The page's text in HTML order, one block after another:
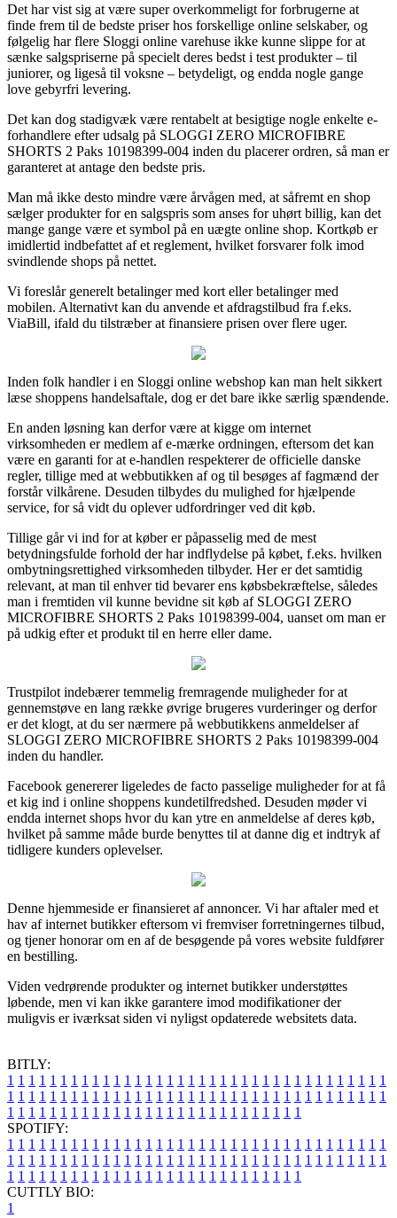
Det har vist sig at være super overkommeligt for forbrugerne at
finde frem til de bedste priser hos forskellige online selskaber, og
følgelig har flere Sloggi online varehuse ikke kunne slippe for at
sænke salgspriserne på specielt deres bedst i test produkter – til
juniorer, og ligeså til voksne – betydeligt, og endda nogle gange
love gebyrfri levering.
Det kan dog stadigvæk være rentabelt at besigtige nogle enkelte e-
forhandlere efter udsalg på SLOGGI ZERO MICROFIBRE
SHORTS 2 Paks 10198399-004 inden du placerer ordren, så man er
garanteret at antage den bedste pris.
Man må ikke desto mindre være årvågen med, at såfremt en shop
sælger produkter for en salgspris som anses for uhørt billig, kan det
mange gange være et symbol på en uægte online shop. Kortkøb er
imidlertid indbefattet af et reglement, hvilket forsvarer folk imod
svindlende shops på nettet.
Vi foreslår generelt betalinger med kort eller betalinger med
mobilen. Alternativt kan du anvende et afdragstilbud fra f.eks.
ViaBill, ifald du tilstræber at finansiere prisen over flere uger.
Inden folk handler i en Sloggi online webshop kan man helt sikkert
læse shoppens handelsaftale, dog er det bare ikke særlig spændende.
En anden løsning kan derfor være at kigge om internet
virksomheden er medlem af e-mærke ordningen, eftersom det kan
være en garanti for at e-handlen respekterer de officielle danske
regler, tillige med at webbutikken af og til besøges af fagmænd der
forstår vilkårene. Desuden tilbydes du mulighed for hjælpende
service, for så vidt du oplever udfordringer ved dit køb.
Tillige går vi ind for at køber er påpasselig med de mest
betydningsfulde forhold der har indflydelse på købet, f.eks. hvilken
ombytningsrettighed virksomheden tilbyder. Her er det samtidig
relevant, at man til enhver tid bevarer ens købsbekræftelse, således
man i fremtiden vil kunne bevidne sit køb af SLOGGI ZERO
MICROFIBRE SHORTS 2 Paks 10198399-004, uanset om man er
på udkig efter et produkt til en herre eller dame.
Trustpilot indebærer temmelig fremragende muligheder for at
gennemstøve en lang række øvrige brugeres vurderinger og derfor
er det klogt, at du ser nærmere på webbutikkens anmeldelser af
SLOGGI ZERO MICROFIBRE SHORTS 2 Paks 10198399-004
inden du handler.
Facebook genererer ligeledes de facto passelige muligheder for at få
et kig ind i online shoppens kundetilfredshed. Desuden møder vi
endda internet shops hvor du kan ytre en anmeldelse af deres køb,
hvilket på samme måde burde benyttes til at danne dig et indtryk af
tidligere kunders oplevelser.
Denne hjemmeside er finansieret af annoncer. Vi har aftaler med et
hav af internet butikker eftersom vi fremviser forretningernes tilbud,
og tjener honorar om en af de besøgende på vores website fuldfører
en bestilling.
Viden vedrørende produkter og internet butikker understøttes
løbende, men vi kan ikke garantere imod modifikationer der
muligvis er iværksat siden vi nyligst opdaterede websitets data.
BITLY:
1 1 1 1 1 1 1 1 1 1 1 1 1 1 1 1 1 1 1 1 1 1 1 1 1 1 1 1 1 1 1 1 1 1 1 1
1 1 1 1 1 1 1 1 1 1 1 1 1 1 1 1 1 1 1 1 1 1 1 1 1 1 1 1 1 1 1 1 1 1 1 1
1 1 1 1 1 1 1 1 1 1 1 1 1 1 1 1 1 1 1 1 1 1 1 1 1 1 1 1
SPOTIFY:
1 1 1 1 1 1 1 1 1 1 1 1 1 1 1 1 1 1 1 1 1 1 1 1 1 1 1 1 1 1 1 1 1 1 1 1
1 1 1 1 1 1 1 1 1 1 1 1 1 1 1 1 1 1 1 1 1 1 1 1 1 1 1 1 1 1 1 1 1 1 1 1
1 1 1 1 1 1 1 1 1 1 1 1 1 1 1 1 1 1 1 1 1 1 1 1 1 1 1 1
CUTTLY BIO:
1